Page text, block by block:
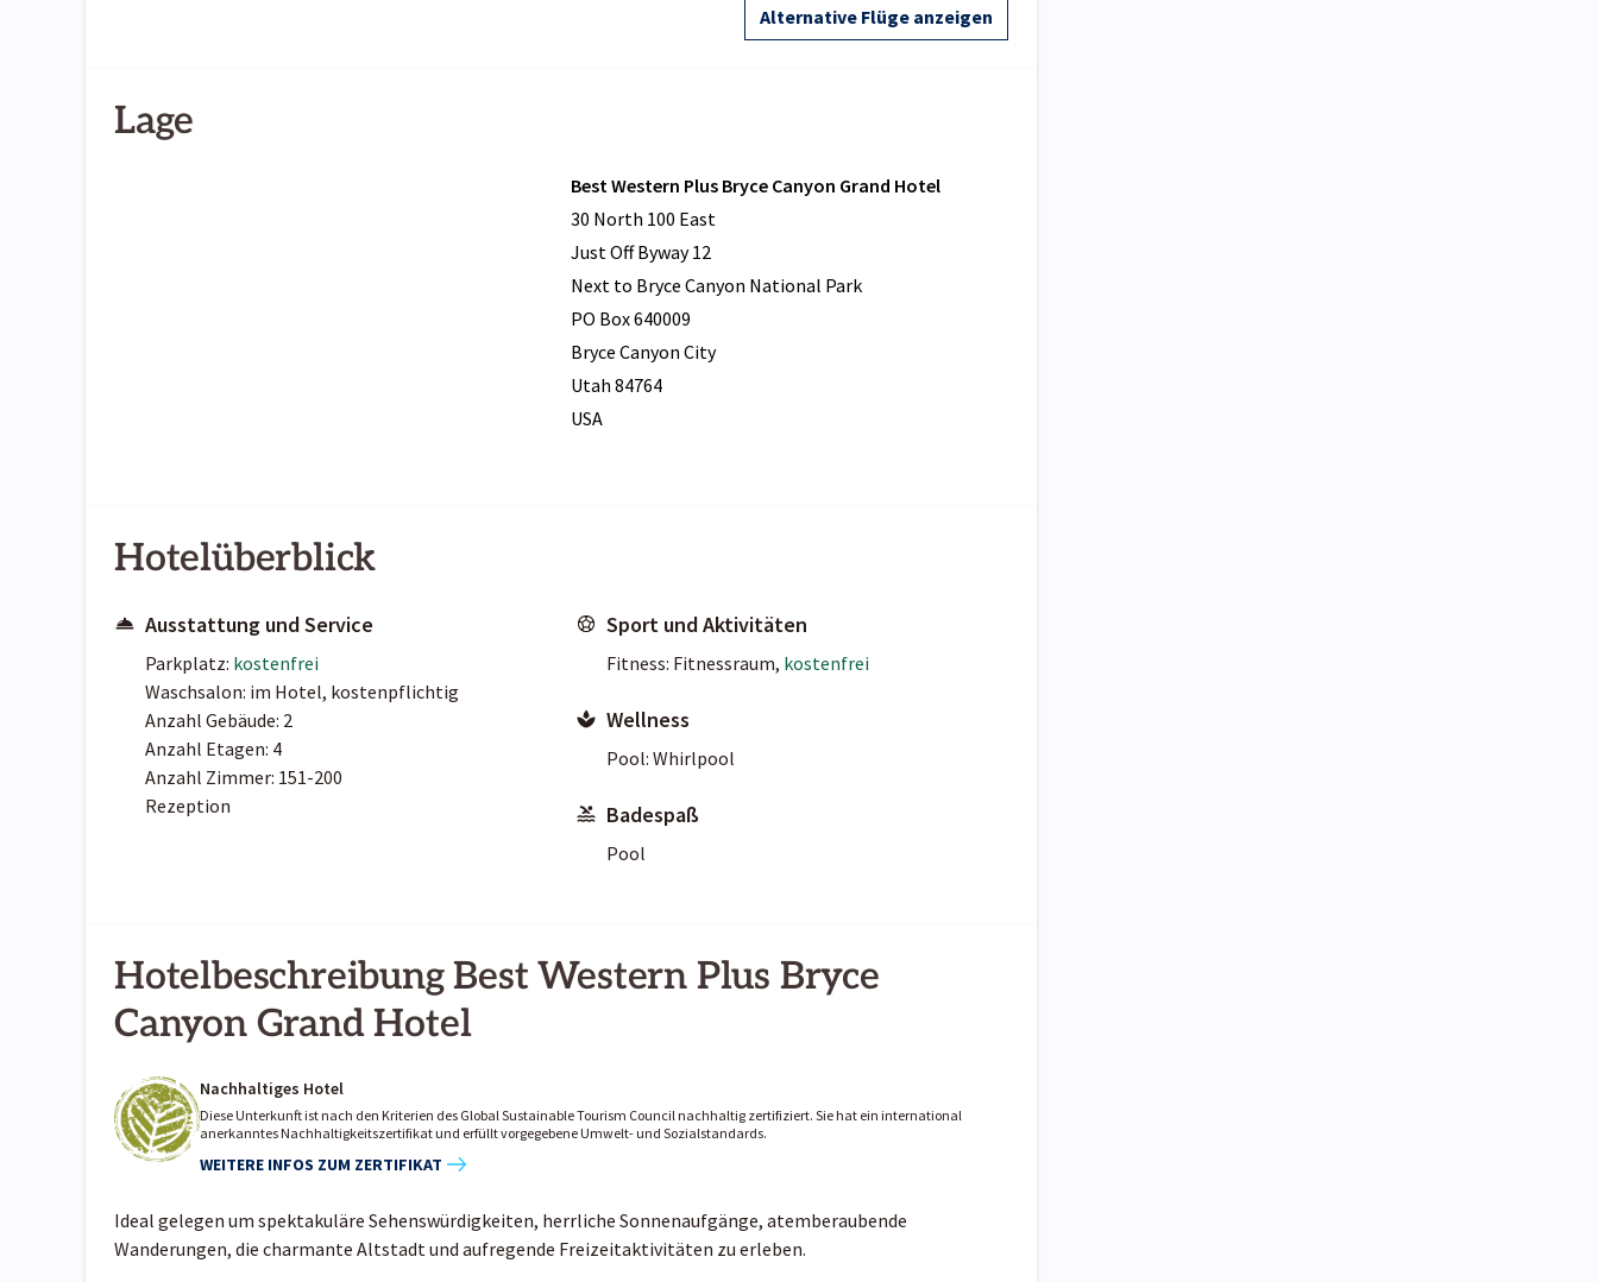
Alternative Flüge anzeigen
Lage
Best Western Plus Bryce Canyon Grand Hotel
30 North 100 East
Just Off Byway 12
Next to Bryce Canyon National Park
PO Box 640009
Bryce Canyon City
Utah 84764
USA
Hotelüberblick
Ausstattung und Service
Parkplatz: kostenfrei
Waschsalon: im Hotel, kostenpflichtig
Anzahl Gebäude: 2
Anzahl Etagen: 4
Anzahl Zimmer: 151-200
Rezeption
Sport und Aktivitäten
Fitness: Fitnessraum, kostenfrei
Wellness
Pool: Whirlpool
Badespaß
Pool
Hotelbeschreibung Best Western Plus Bryce
Canyon Grand Hotel
Nachhaltiges Hotel
Diese Unterkunft ist nach den Kriterien des Global Sustainable Tourism Council nachhaltig zertifiziert. Sie hat ein international
anerkanntes Nachhaltigkeitszertifikat und erfüllt vorgegebene Umwelt- und Sozialstandards.
WEITERE INFOS ZUM ZERTIFIKAT
Ideal gelegen um spektakuläre Sehenswürdigkeiten, herrliche Sonnenaufgänge, atemberaubende
Wanderungen, die charmante Altstadt und aufregende Freizeitaktivitäten zu erleben.